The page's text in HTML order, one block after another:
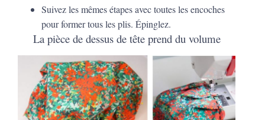
Suivez les mêmes étapes avec toutes les encoches
pour former tous les plis. Épinglez.
La pièce de dessus de tête prend du volume